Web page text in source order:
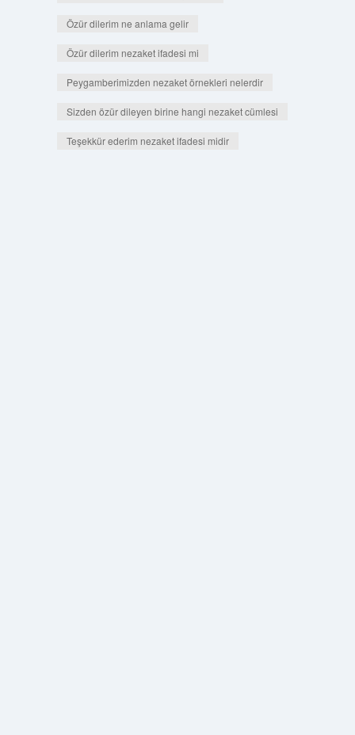
Özür dilerim ne anlama gelir
Özür dilerim nezaket ifadesi mi
Peygamberimizden nezaket örnekleri nelerdir
Sizden özür dileyen birine hangi nezaket cümlesi
Teşekkür ederim nezaket ifadesi midir